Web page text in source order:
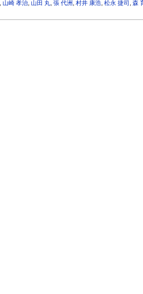
山崎 孝治 山田 丸 ,張 代洲 ,村井 康浩 ,松永 捷司 ,森